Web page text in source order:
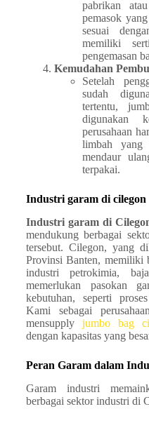
pabrikan
pemasok
sesuai
memiliki
pengemasan
Kemudahan
Setelah
sudah
tertentu,
digunakan
perusahaan
limbah yang
mendaur
terpakai.
Industri garam di cilegon
Industri garam di
mendukung berbagai
tersebut. Cilegon, yang
Provinsi Banten, memiliki
industri petrokimia,
memerlukan pasokan
kebutuhan, seperti
Kami sebagai
mensupply jumbo bag
dengan kapasitas yang
Peran Garam dalam
Garam industri
berbagai sektor industri di